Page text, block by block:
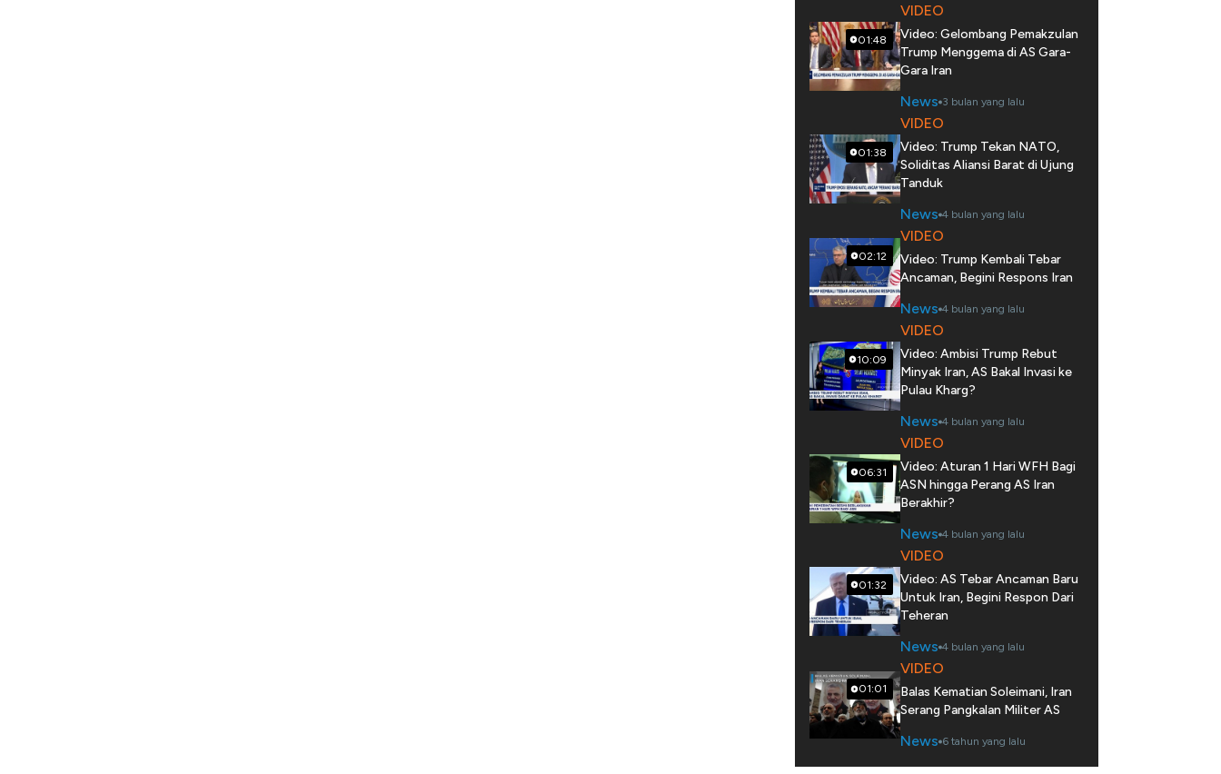
01:48
VIDEO
Video: Gelombang Pemakzulan
Trump Menggema di AS Gara-
Gara Iran
News 3 bulan yang lalu
01:38
VIDEO
Video: Trump Tekan NATO,
Soliditas Aliansi Barat di Ujung
Tanduk
News 4 bulan yang lalu
02:12
VIDEO
Video: Trump Kembali Tebar
Ancaman, Begini Respons Iran
News 4 bulan yang lalu
10:09
VIDEO
Video: Ambisi Trump Rebut
Minyak Iran, AS Bakal Invasi ke
Pulau Kharg?
News 4 bulan yang lalu
06:31
VIDEO
Video: Aturan 1 Hari WFH Bagi
ASN hingga Perang AS Iran
Berakhir?
News 4 bulan yang lalu
01:32
VIDEO
Video: AS Tebar Ancaman Baru
Untuk Iran, Begini Respon Dari
Teheran
News 4 bulan yang lalu
01:01
VIDEO
Balas Kematian Soleimani, Iran
Serang Pangkalan Militer AS
News 6 tahun yang lalu